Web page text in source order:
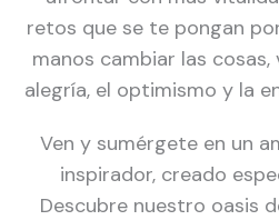
retos que se te pongan
manos cambiar las
alegría, el optimismo y la
Ven y sumérgete en un
inspirador, creado
Descubre nuestro oasis